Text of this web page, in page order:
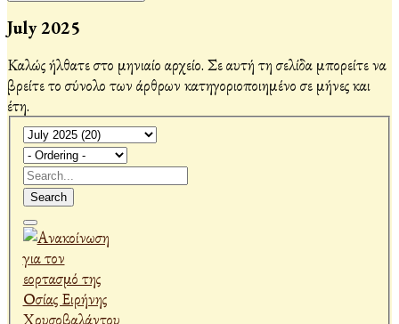
July 2025
Καλώς ήλθατε στο μηνιαίο αρχείο. Σε αυτή τη σελίδα μπορείτε να
βρείτε το σύνολο των άρθρων κατηγοριοποιημένο σε μήνες και
έτη.
Search